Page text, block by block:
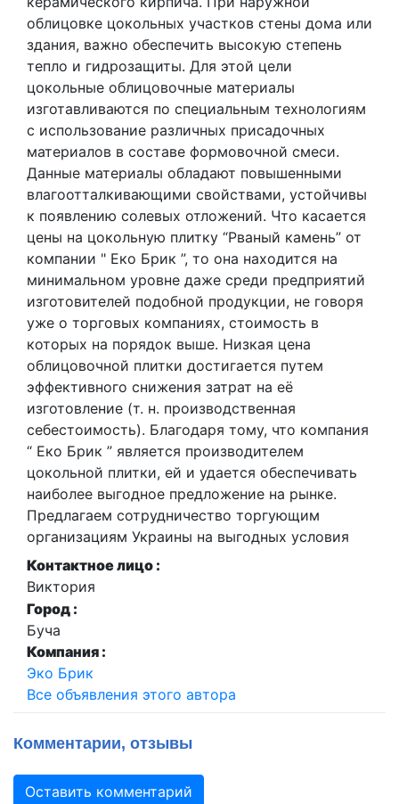
облицовке цокольных участков стены дома или
здания, важно обеспечить высокую степень
тепло и гидрозащиты. Для этой цели
цокольные облицовочные материалы
изготавливаются по специальным технологиям
с использование различных присадочных
материалов в составе формовочной смеси.
Данные материалы обладают повышенными
влагоотталкивающими свойствами, устойчивы
к появлению солевых отложений. Что касается
цены на цокольную плитку “Рваный камень” от
компании " Еко Брик ”, то она находится на
минимальном уровне даже среди предприятий
изготовителей подобной продукции, не говоря
уже о торговых компаниях, стоимость в
которых на порядок выше. Низкая цена
облицовочной плитки достигается путем
эффективного снижения затрат на её
изготовление (т. н. производственная
себестоимость). Благодаря тому, что компания
“ Еко Брик ” является производителем
цокольной плитки, ей и удается обеспечивать
наиболее выгодное предложение на рынке.
Предлагаем сотрудничество торгующим
организациям Украины на выгодных условия
Контактное лицо :
Виктория
Город :
Буча
Компания :
Эко Брик
Все объявления этого автора
Комментарии, отзывы
Оставить комментарий